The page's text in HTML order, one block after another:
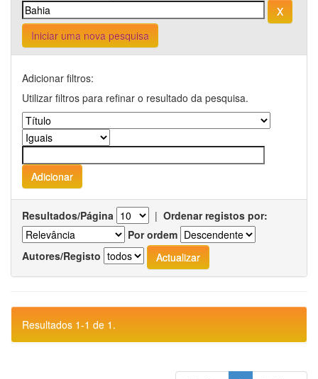
Iniciar uma nova pesquisa
Adicionar filtros:
Utilizar filtros para refinar o resultado da pesquisa.
Resultados/Página | Ordenar registos por:
Por ordem
Autores/Registo
Resultados 1-1 de 1.